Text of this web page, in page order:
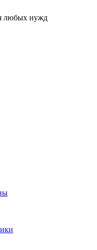
любых нужд